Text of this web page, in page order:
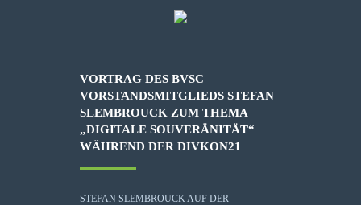
VORTRAG DES BVSC
VORSTANDSMITGLIEDS STEFAN
SLEMBROUCK ZUM THEMA
„DIGITALE SOUVERÄNITÄT“
WÄHREND DER DIVKON21
STEFAN SLEMBROUCK AUF DER